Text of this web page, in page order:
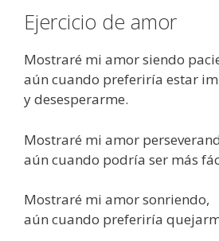
Ejercicio de amor
Mostraré mi amor siendo
aún cuando preferiría estar
y desesperarme.
Mostraré mi amor
aún cuando podría ser más
Mostraré mi amor sonriendo,
aún cuando preferiría